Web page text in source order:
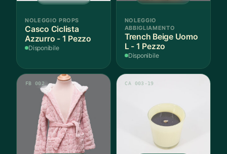
NOLEGGIO PROPS
Casco Ciclista
Azzurro - 1 Pezzo
Disponibile
NOLEGGIO
ABBIGLIAMENTO
Trench Beige Uomo
L - 1 Pezzo
Disponibile
FB 002 CA 003-19